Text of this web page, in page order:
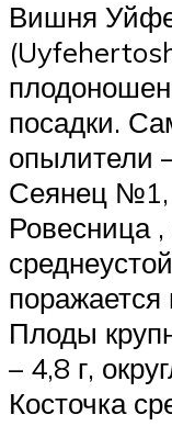
Вишня
посадки.
опылители
Сеянец №1,
Ровесница
Плоды
– 4,8 г,
Косточка